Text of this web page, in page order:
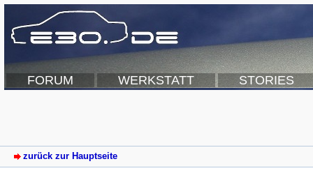
FORUM WERKSTATT STORIES
zurück zur Hauptseite